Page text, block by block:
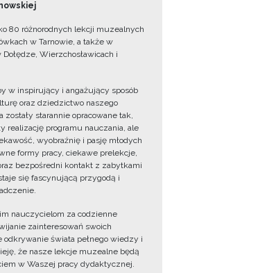
80 różnorodnych lekcji muzealnych
w Tarnowie, a także w
Wierzchosławicach i
w inspirujący i angażujący sposób
oraz dziedzictwo naszego
zostały starannie opracowane tak,
realizację programu nauczania, ale
wyobraźnię i pasję młodych
formy pracy, ciekawe prelekcje,
bezpośredni kontakt z zabytkami
się fascynującą przygodą i
nauczycielom za codzienne
zainteresowań swoich
odkrywanie świata pełnego wiedzy i
że nasze lekcje muzealne będą
w Waszej pracy dydaktycznej.